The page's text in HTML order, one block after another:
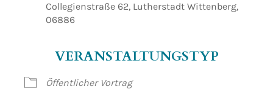
Collegienstraße 62, Lutherstadt Wittenberg,
06886
VERANSTALTUNGSTYP
Öffentlicher Vortrag